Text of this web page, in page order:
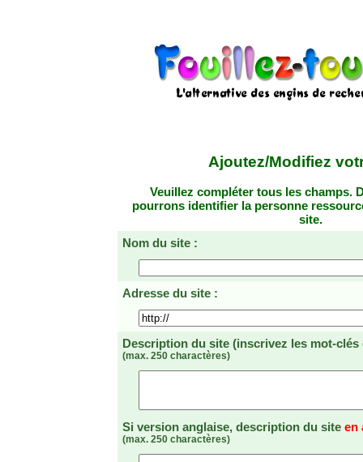
Ajoutez/Modifiez
Veuillez compléter tous les champs.
pourrons identifier la personne
site.
Nom du site :
Adresse du site :
Description du site (inscrivez les mot-
(max. 250 charactères)
Si version anglaise, description du site en
(max. 250 charactères)